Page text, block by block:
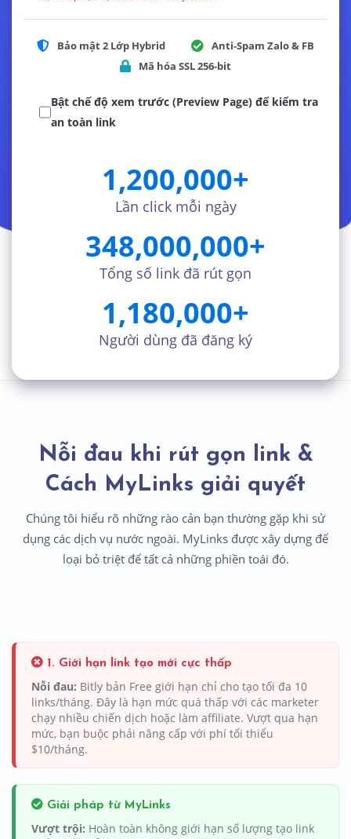
Bảo mật 2 Lớp Hybrid
Anti-Spam Zalo & FB
Mã hóa SSL 256-bit
Bật chế độ xem trước (Preview Page) để kiểm tra
an toàn link
1,200,000+
Lần click mỗi ngày
348,000,000+
Tổng số link đã rút gọn
1,180,000+
Người dùng đã đăng ký
Nỗi đau khi rút gọn link &
Cách MyLinks giải quyết
Chúng tôi hiểu rõ những rào cản bạn thường gặp khi sử
dụng các dịch vụ nước ngoài. MyLinks được xây dựng để
loại bỏ triệt để tất cả những phiền toái đó.
1. Giới hạn link tạo mới cực thấp
Nỗi đau: Bitly bản Free giới hạn chỉ cho tạo tối đa 10
links/tháng. Đây là hạn mức quá thấp với các marketer
chạy nhiều chiến dịch hoặc làm affiliate. Vượt qua hạn
mức, bạn buộc phải nâng cấp với phí tối thiểu
$10/tháng.
Giải pháp từ MyLinks
Vượt trội: Hoàn toàn không giới hạn số lượng tạo link